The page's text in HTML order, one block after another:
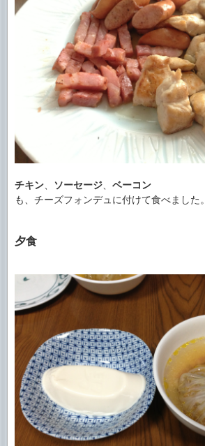
チキン、 ソーセージ、 ベーコン
も、チーズフォンデュに付けて食べました。
夕食